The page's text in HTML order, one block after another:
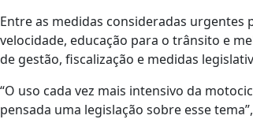
Entre as medidas consideradas
velocidade, educação para o trânsito e
de gestão, fiscalização e medidas
“O uso cada vez mais intensivo da
pensada uma legislação sobre esse